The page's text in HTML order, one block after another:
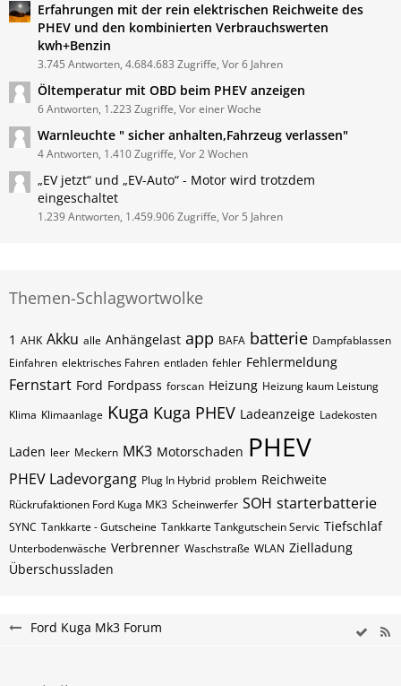
Erfahrungen mit der rein elektrischen Reichweite des
PHEV und den kombinierten Verbrauchswerten
kwh+Benzin
3.745 Antworten, 4.684.683 Zugriffe, Vor 6 Jahren
Öltemperatur mit OBD beim PHEV anzeigen
6 Antworten, 1.223 Zugriffe, Vor einer Woche
Warnleuchte " sicher anhalten,Fahrzeug verlassen"
4 Antworten, 1.410 Zugriffe, Vor 2 Wochen
„EV jetzt“ und „EV-Auto“ - Motor wird trotzdem
eingeschaltet
1.239 Antworten, 1.459.906 Zugriffe, Vor 5 Jahren
Themen-Schlagwortwolke
1 AHK Akku alle Anhängelast app BAFA batterie Dampfablassen
Einfahren elektrisches Fahren entladen fehler Fehlermeldung
Fernstart Ford Fordpass forscan Heizung Heizung kaum Leistung
Klima Klimaanlage Kuga Kuga PHEV Ladeanzeige Ladekosten
Laden leer Meckern MK3 Motorschaden PHEV
PHEV Ladevorgang Plug In Hybrid problem Reichweite
Rückrufaktionen Ford Kuga MK3 Scheinwerfer SOH starterbatterie
SYNC Tankkarte - Gutscheine Tankkarte Tankgutschein Servic Tiefschlaf
Unterbodenwäsche Verbrenner Waschstraße WLAN Zielladung
Überschussladen
Ford Kuga Mk3 Forum